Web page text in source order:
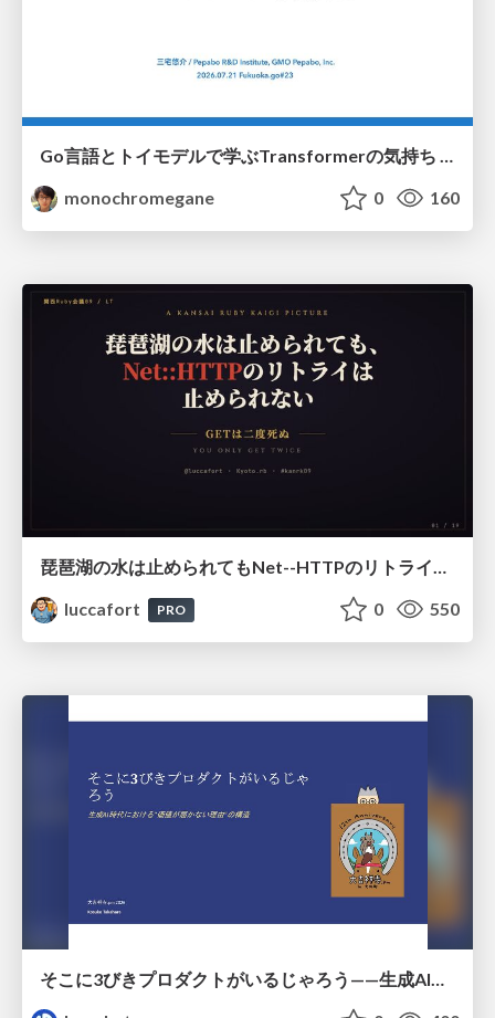
Go言語とトイモデルで学ぶTransformerの気持ち / fukuokago23-transformer
monochromegane
0 160
琵琶湖の水は止められてもNet--HTTPのリトライは止められない / You might be able to stop the water flow of Lake Biwa but you can't stop Net::HTTP retries
luccafort
PRO 0 550